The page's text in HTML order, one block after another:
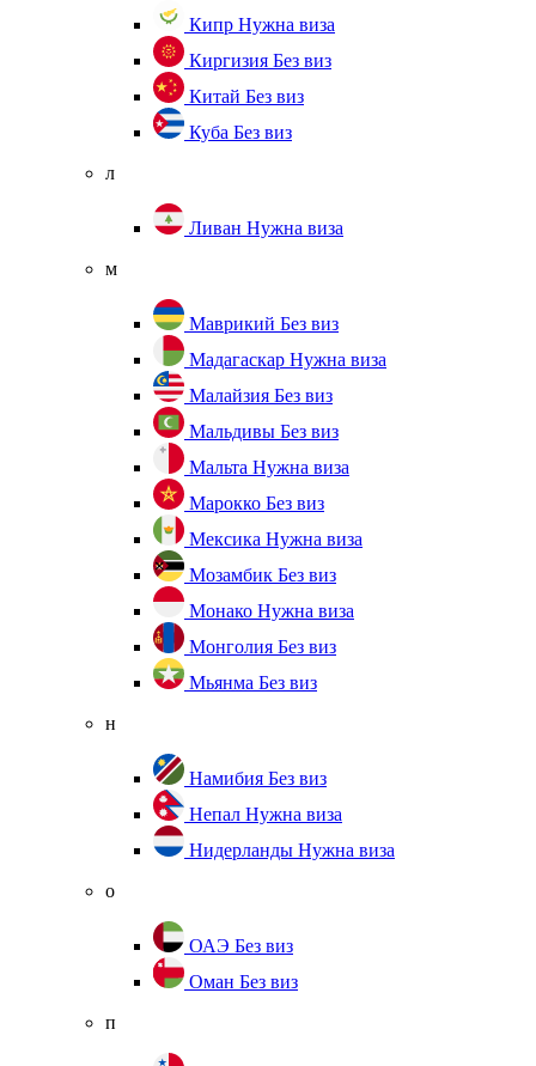
Кипр Нужна виза
Киргизия Без виз
Китай Без виз
Куба Без виз
л
Ливан Нужна виза
м
Маврикий Без виз
Мадагаскар Нужна виза
Малайзия Без виз
Мальдивы Без виз
Мальта Нужна виза
Марокко Без виз
Мексика Нужна виза
Мозамбик Без виз
Монако Нужна виза
Монголия Без виз
Мьянма Без виз
н
Намибия Без виз
Непал Нужна виза
Нидерланды Нужна виза
о
ОАЭ Без виз
Оман Без виз
п